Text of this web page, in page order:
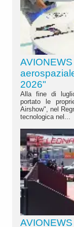
2026"
Alla fine di
portato le
Airshow", nel
tecnologica nel...